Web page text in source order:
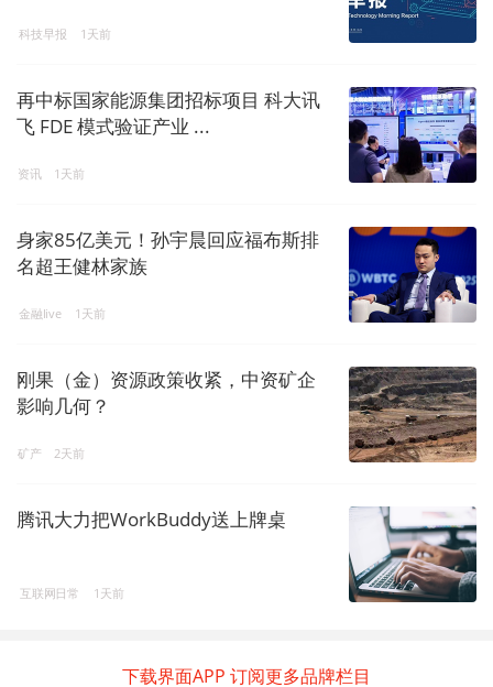
科技早报 1天前
再中标国家能源集团招标项目 科大讯
飞 FDE 模式验证产业 ...
资讯 1天前
身家85亿美元！孙宇晨回应福布斯排
名超王健林家族
金融live 1天前
刚果（金）资源政策收紧，中资矿企
影响几何？
矿产 2天前
腾讯大力把WorkBuddy送上牌桌
互联网日常 1天前
下载界面APP 订阅更多品牌栏目